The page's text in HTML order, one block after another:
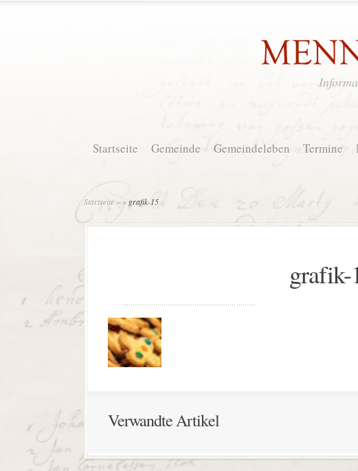
Startseite Gemeinde Gemeindeleben Termine
Startseite » » grafik-15
grafik-
Verwandte Artikel